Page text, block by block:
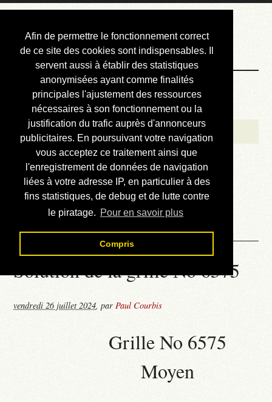
Afin de permettre le fonctionnement correct
de ce site des cookies sont indispensables. Il
servent aussi à établir des statistiques
anonymisées ayant comme finalités
principales l'ajustement des ressources
nécessaires à son fonctionnement ou la
justification du trafic auprès d'annonceurs
publicitaires. En poursuivant votre navigation
vous acceptez ce traitement ainsi que
l'enregistrement de données de navigation
liées à votre adresse IP, en particulier à des
fins statistiques, de debug et de lutte contre
le piratage. Pour en savoir plus
Compris
Courbis, « LE »
Blog Officiel
Bienvenue
Réalisations
Divers (et d’été)
Annonces
Liens externes
Téléchargement
Contact
Solution de la grille No 6575
vendredi 26 juillet 2024,parPaul Courbis
Grille No 6575
Moyen